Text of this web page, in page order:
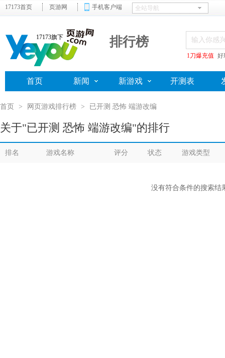
17173首页 页游网 手机客户端
17173旗下 排行榜
1刀爆充值 好
首页 新闻 新游戏 开测表
首页 > 网页游戏排行榜 > 已开测 恐怖 端游改编
关于"已开测 恐怖 端游改编"的排行
排名 游戏名称 评分 状态 游戏类型
没有符合条件的搜索结